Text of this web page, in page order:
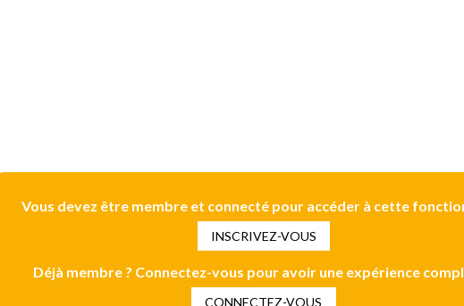
Vous devez être membre et connecté pour accéder à cette
INSCRIVEZ-VOUS
Déjà membre ? Connectez-vous pour avoir une expérience
CONNECTEZ-VOUS